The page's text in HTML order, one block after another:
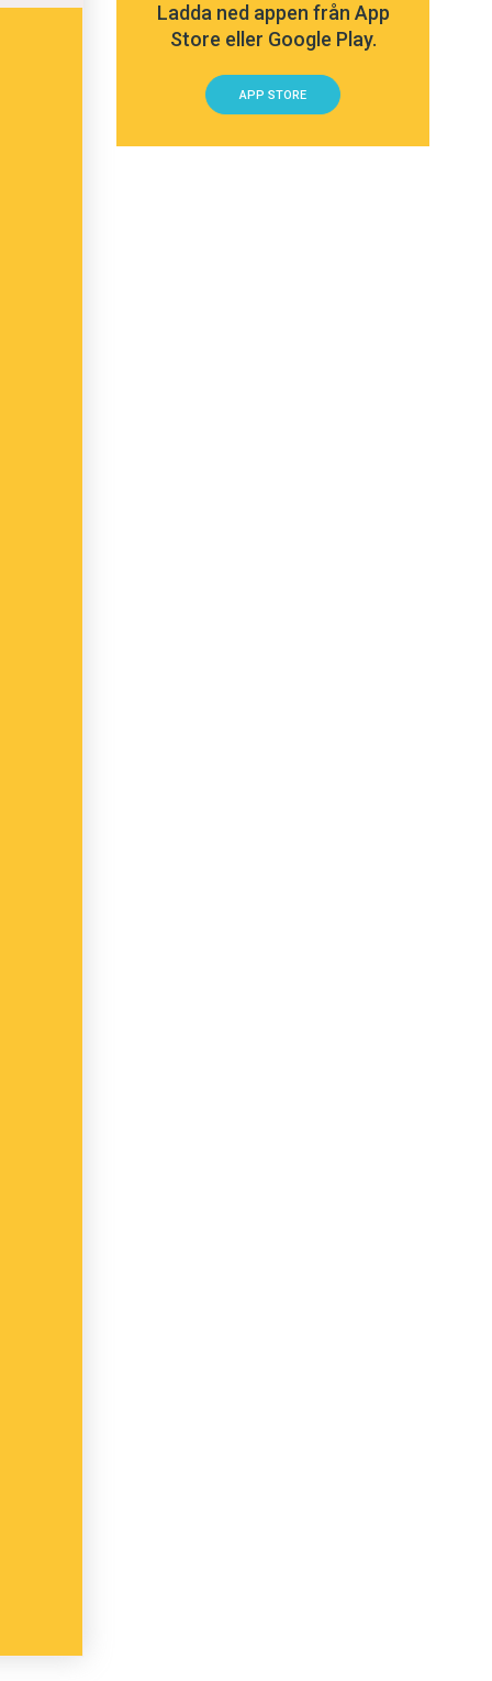
Ladda ned appen från App
Store eller Google Play.
APP STORE